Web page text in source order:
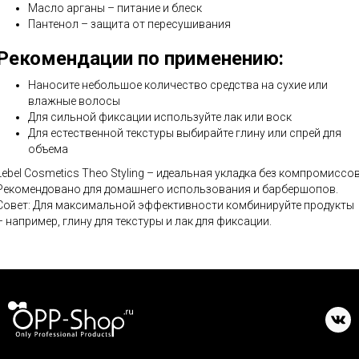
Масло арганы – питание и блеск
Пантенол – защита от пересушивания
по применению:
Наносите небольшое количество средства на сухие или
влажные волосы
Для сильной фиксации используйте лак или воск
Для естественной текстуры выбирайте глину или спрей для
объема
Cosmetics Theo Styling – идеальная укладка без
для домашнего использования и барбершопов.
Для максимальной эффективности комбинируйте продукты
например, глину для текстуры и лак для фиксации.